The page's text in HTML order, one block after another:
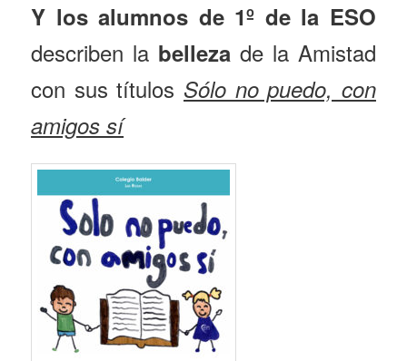
Y los alumnos de 1º de la ESO
describen la belleza de la Amistad
con sus títulos Sólo no puedo, con
amigos sí